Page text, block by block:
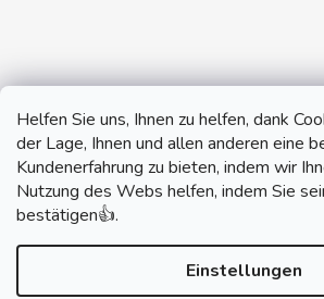
Helfen Sie uns, Ihnen zu helfen, dank
der Lage, Ihnen und allen anderen eine
Kundenerfahrung zu bieten, indem wir
Nutzung des Webs helfen, indem Sie
bestätigen👍.
Einstellungen
monobrand.cz